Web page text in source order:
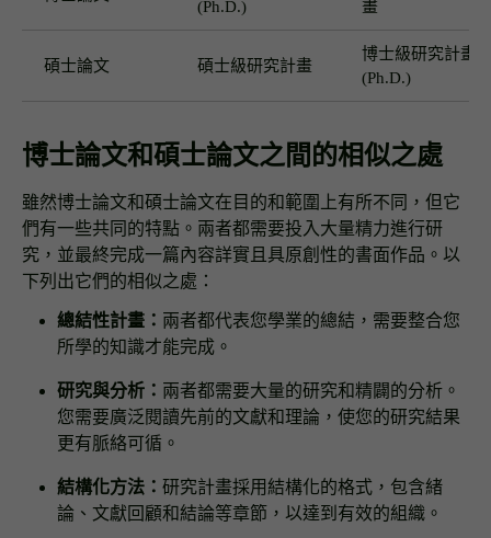
(Ph.D.)
畫
碩士論文 碩士級研究計畫
博士級研究計畫
(Ph.D.)
博士論文和碩士論文之間的相似之處
雖然博士論文和碩士論文在目的和範圍上有所不同，但它
們有一些共同的特點。兩者都需要投入大量精力進行研
究，並最終完成一篇內容詳實且具原創性的書面作品。以
下列出它們的相似之處：
總結性計畫： 兩者都代表您學業的總結，需要整合您
所學的知識才能完成。
研究與分析： 兩者都需要大量的研究和精闢的分析。
您需要廣泛閱讀先前的文獻和理論，使您的研究結果
更有脈絡可循。
結構化方法： 研究計畫採用結構化的格式，包含緒
論、文獻回顧和結論等章節，以達到有效的組織。